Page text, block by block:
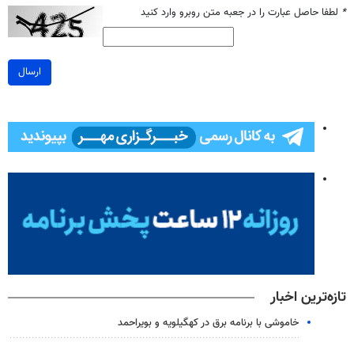
* لطفا حاصل عبارت را در جعبه متن روبرو وارد کنید
ارسال
تازه‌ترین اخبار
خاموشی با برنامه برق در کهگیلویه و بویراحمد